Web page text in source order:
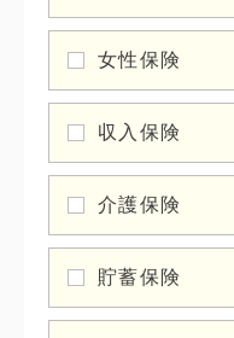
女性保険
収入保険
介護保険
貯蓄保険